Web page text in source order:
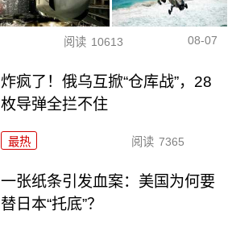
阅读 10613 08-07
炸疯了！俄乌互掀“仓库战”，28
枚导弹全拦不住
最热 阅读 7365
一张纸条引发血案：美国为何要
替日本“托底”？